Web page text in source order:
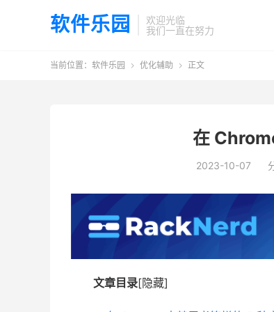
软件乐园
欢迎光临
我们一直在努力
当前位置： 软件乐园  优化辅助  正文
在
2023-10-07
文章目录[隐藏]